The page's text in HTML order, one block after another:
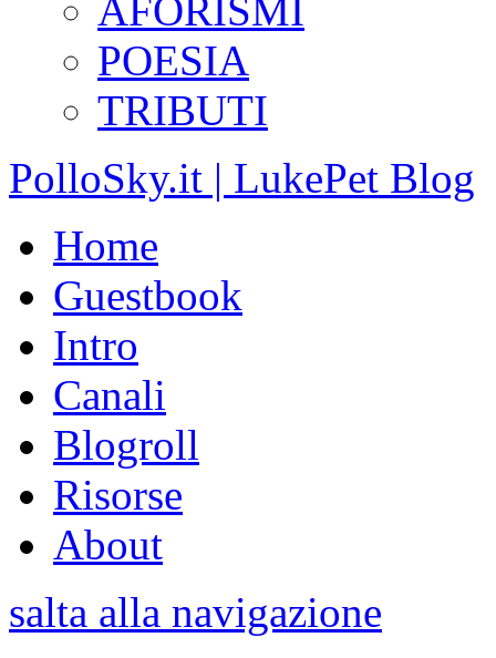
AFORISMI
POESIA
TRIBUTI
PolloSky.it | LukePet Blog
Home
Guestbook
Intro
Canali
Blogroll
Risorse
About
salta alla navigazione